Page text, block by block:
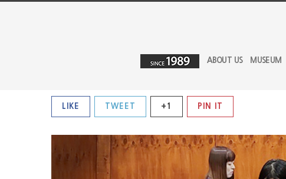
ABOUT US MUSEUM
LIKE TWEET +1 PIN IT